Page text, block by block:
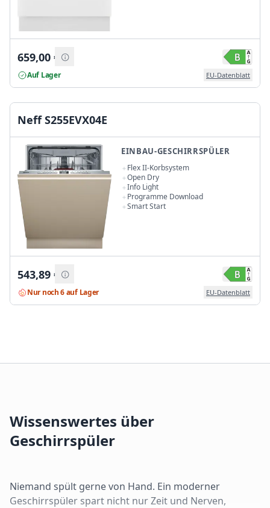
659,00 €
Auf Lager EU-Datenblatt
Neff S255EVX04E
EINBAU-GESCHIRRSPÜLER
Flex II-Korbsystem
Open Dry
Info Light
Programme Download
Smart Start
543,89 €
Nur noch 6 auf Lager EU-Datenblatt
Wissenswertes über
Geschirrspüler
Niemand spült gerne von Hand. Ein moderner
Geschirrspüler spart nicht nur Zeit und Nerven,